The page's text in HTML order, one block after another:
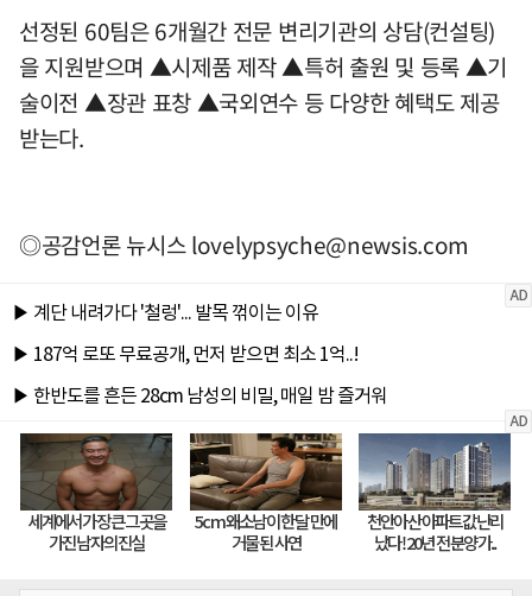
선정된 60팀은 6개월간 전문 변리기관의 상담(컨설팅)
을 지원받으며 ▲시제품 제작 ▲특허 출원 및 등록 ▲기
술이전 ▲장관 표창 ▲국외연수 등 다양한 혜택도 제공
받는다.
◎공감언론 뉴시스lovelypsyche@newsis.com